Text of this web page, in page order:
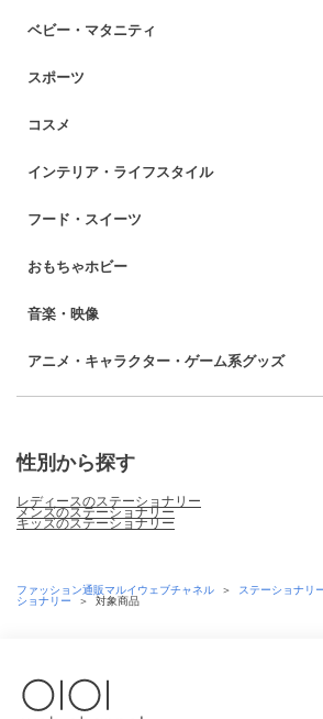
ベビー・マタニティ
スポーツ
コスメ
インテリア・ライフスタイル
フード・スイーツ
おもちゃホビー
音楽・映像
アニメ・キャラクター・ゲーム系グッズ
性別から探す
レディースのステーショナリー
メンズのステーショナリー
キッズのステーショナリー
ファッション通販マルイウェブチャネル ＞ ステーショナリ
ショナリー
＞ 対象商品